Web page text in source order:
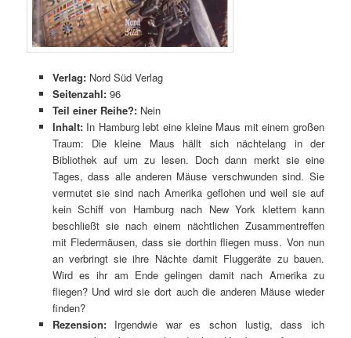
Verlag: Nord Süd Verlag
Seitenzahl: 96
Teil einer Reihe?: Nein
Inhalt: In Hamburg lebt eine kleine Maus mit einem großen
Traum: Die kleine Maus hällt sich nächtelang in der
Bibliothek auf um zu lesen. Doch dann merkt sie eine
Tages, dass alle anderen Mäuse verschwunden sind. Sie
vermutet sie sind nach Amerika geflohen und weil sie auf
kein Schiff von Hamburg nach New York klettern kann
beschließt sie nach einem nächtlichen Zusammentreffen
mit Fledermäusen, dass sie dorthin fliegen muss. Von nun
an verbringt sie ihre Nächte damit Fluggeräte zu bauen.
Wird es ihr am Ende gelingen damit nach Amerika zu
fliegen? Und wird sie dort auch die anderen Mäuse wieder
finden?
Rezension: Irgendwie war es schon lustig, dass ich